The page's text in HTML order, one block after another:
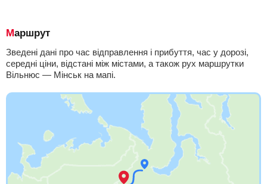
Маршрут
Зведені дані про час відправлення і прибуття, час у дорозі,
середні ціни, відстані між містами, а також рух маршрутки
Вільнюс — Мінськ на мапі.